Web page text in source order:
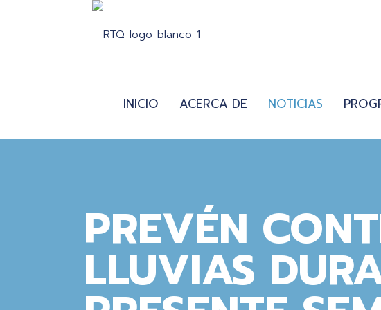
INICIO ACERCA DE NOTICIAS
PREVÉN
LLUVIAS